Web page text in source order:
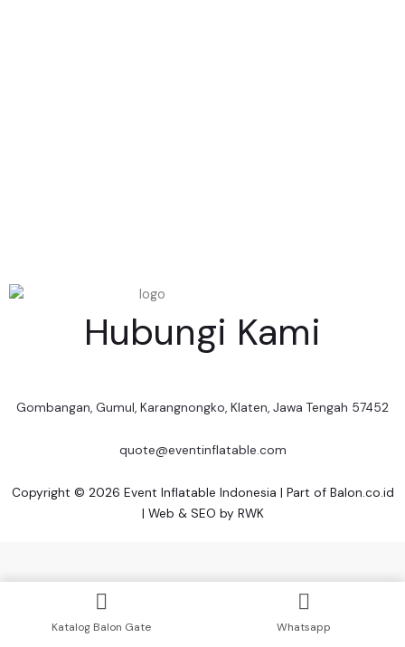
Hubungi Kami
Gombangan, Gumul, Karangnongko, Klaten, Jawa Tengah 57452
quote@eventinflatable.com
Copyright © 2026 Event Inflatable Indonesia | Part of Balon.co.id
| Web & SEO by RWK
Katalog Balon Gate Whatsapp